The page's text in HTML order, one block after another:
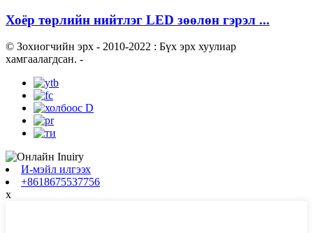
Хоёр төрлийн нийтлэг LED зөөлөн гэрэл ...
© Зохиогчийн эрх - 2010-2022 : Бүх эрх хуулиар
хамгаалагдсан. -
И-мэйл илгээх
+8618675537756
x